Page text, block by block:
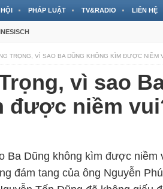
PHÁP LUẬT TV&RADIO LIÊN HỆ
TRỌNG, VÌ SAO BA DŨNG KHÔNG KÌM ĐƯỢC NIỀM
vì sao
được niềm
Ba Dũng không kìm được niềm
đám tang của ông Nguyễn Phú